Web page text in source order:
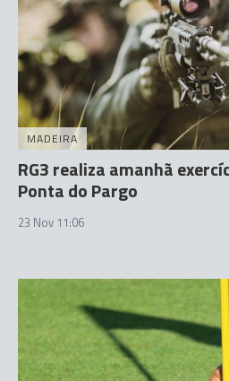
MADEIRA
RG3 realiza amanhã
Ponta do Pargo
23 Nov 11:06